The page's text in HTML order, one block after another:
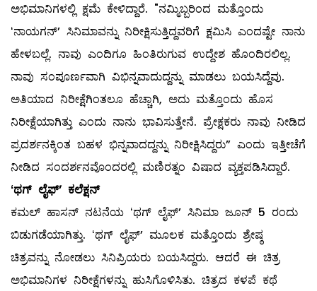
ಅಭಿಮಾನಿಗಳಲ್ಲಿ ಕ್ಷಮೆ ಕೇಳಿದ್ದಾರೆ. "ನಮ್ಮಿಬ್ಬರಿಂದ ಮತ್ತೊಂದು
ʻನಾಯಗನ್‌ʼ ಸಿನಿಮಾವನ್ನು ನಿರೀಕ್ಷಿಸುತ್ತಿದ್ದವರಿಗೆ ಕ್ಷಮಿಸಿ ಎಂದಷ್ಟೇ ನಾನು
ಹೇಳಬಲ್ಲೆ. ನಾವು ಎಂದಿಗೂ ಹಿಂತಿರುಗುವ ಉದ್ದೇಶ ಹೊಂದಿರಲಿಲ್ಲ.
ನಾವು ಸಂಪೂರ್ಣವಾಗಿ ವಿಭಿನ್ನವಾದುದ್ದನ್ನು ಮಾಡಲು ಬಯಸಿದ್ದೆವು.
ಅತಿಯಾದ ನಿರೀಕ್ಷೆಗಿಂತಲೂ ಹೆಚ್ಚಾಗಿ, ಅದು ಮತ್ತೊಂದು ಹೊಸ
ನಿರೀಕ್ಷೆಯಾಗಿತ್ತು ಎಂದು ನಾನು ಭಾವಿಸುತ್ತೇನೆ. ಪ್ರೇಕ್ಷಕರು ನಾವು ನೀಡಿದ
ಪ್ರದರ್ಶನಕ್ಕಿಂತ ಬಹಳ ಭಿನ್ನವಾದದ್ದನ್ನು ನಿರೀಕ್ಷಿಸಿದ್ದರು” ಎಂದು ಇತ್ತೀಚೆಗೆ
ನೀಡಿದ ಸಂದರ್ಶನವೊಂದರಲ್ಲಿ ಮಣಿರತ್ನಂ ವಿಷಾದ ವ್ಯಕ್ತಪಡಿಸಿದ್ದಾರೆ.
ʻಥಗ್‌ ಲೈಫ್‌ʼ ಕಲೆಕ್ಷನ್
ಕಮಲ್‌ ಹಾಸನ್‌ ನಟನೆಯ ʻಥಗ್‌ ಲೈಫ್‌ʼ ಸಿನಿಮಾ ಜೂನ್‌ 5 ರಂದು
ಬಿಡುಗಡೆಯಾಗಿತ್ತು. ʻಥಗ್‌ ಲೈಫ್‌ʼ ಮೂಲಕ ಮತ್ತೊಂದು ಶ್ರೇಷ್ಠ
ಚಿತ್ರವನ್ನು ನೋಡಲು ಸಿನಿಪ್ರಿಯರು ಬಯಸಿದ್ದರು. ಆದರೆ ಈ ಚಿತ್ರ
ಅಭಿಮಾನಿಗಳ ನಿರೀಕ್ಷೆಗಳನ್ನು ಹುಸಿಗೊಳಿಸಿತು. ಚಿತ್ರದ ಕಳಪೆ ಕಥೆ